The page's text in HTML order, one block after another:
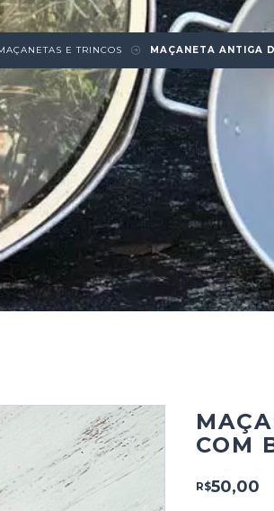
E TRINCOS MAÇANETA ANTIGA
COM
R$50,00